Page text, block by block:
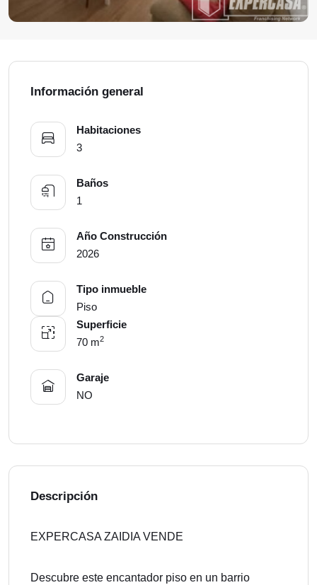
Información general
Habitaciones
3
Baños
1
Año Construcción
2026
Tipo inmueble
Piso
Superficie
70 m2
Garaje
NO
Descripción
EXPERCASA ZAIDIA VENDE
Descubre este encantador piso en un barrio